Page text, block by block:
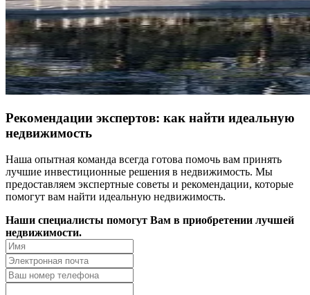
Рекомендации экспертов: как найти идеальную
недвижимость
Наша опытная команда всегда готова помочь вам принять
лучшие инвестиционные решения в недвижимость. Мы
предоставляем экспертные советы и рекомендации, которые
помогут вам найти идеальную недвижимость.
Наши специалисты помогут Вам в приобретении лучшей
недвижимости.